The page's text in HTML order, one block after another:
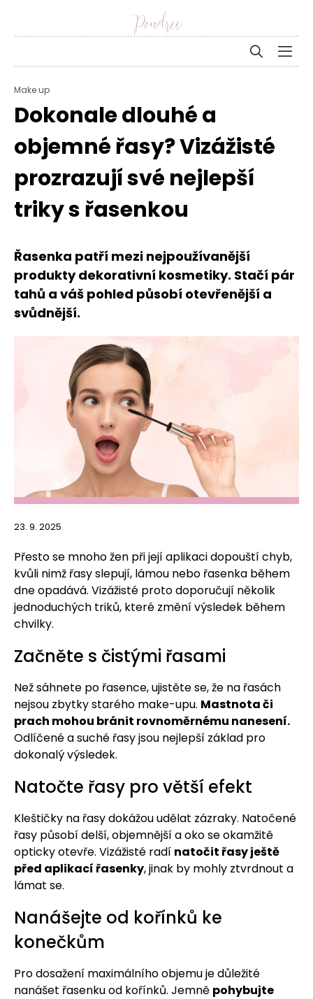
Make up
Dokonale dlouhé a
objemné řasy? Vizážisté
prozrazují své nejlepší
triky s řasenkou
Řasenka patří mezi nejpoužívanější
produkty dekorativní kosmetiky. Stačí pár
tahů a váš pohled působí otevřenější a
svůdnější.
23. 9. 2025
Přesto se mnoho žen při její aplikaci dopouští chyb,
kvůli nimž řasy slepují, lámou nebo řasenka během
dne opadává. Vizážisté proto doporučují několik
jednoduchých triků, které změní výsledek během
chvilky.
Začněte s čistými řasami
Než sáhnete po řasence, ujistěte se, že na řasách
nejsou zbytky starého make-upu. Mastnota či
prach mohou bránit rovnoměrnému nanesení.
Odlíčené a suché řasy jsou nejlepší základ pro
dokonalý výsledek.
Natočte řasy pro větší efekt
Kleštičky na řasy dokážou udělat zázraky. Natočené
řasy působí delší, objemnější a oko se okamžitě
opticky otevře. Vizážisté radí natočit řasy ještě
před aplikací řasenky, jinak by mohly ztvrdnout a
lámat se.
Nanášejte od kořínků ke
konečkům
Pro dosažení maximálního objemu je důležité
nanášet řasenku od kořínků. Jemně pohybujte